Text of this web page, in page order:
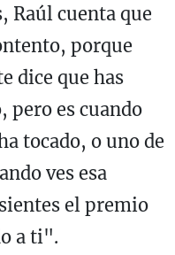
Raúl cuenta que
porque
dice que has
pero es cuando
tocado, o uno de
ves esa
el premio
a ti".